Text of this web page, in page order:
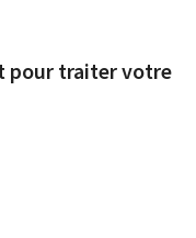
pour traiter votre